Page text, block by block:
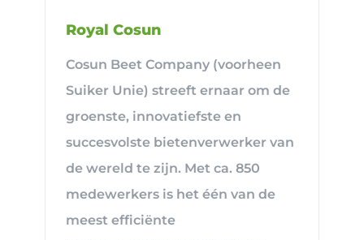
Royal Cosun
Cosun Beet Company (voorheen
Suiker Unie) streeft ernaar om de
groenste, innovatiefste en
succesvolste bietenverwerker van
de wereld te zijn. Met ca. 850
medewerkers is het één van de
meest efficiënte